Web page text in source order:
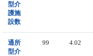
型介
護施
設数
通所
型介
99 4.02